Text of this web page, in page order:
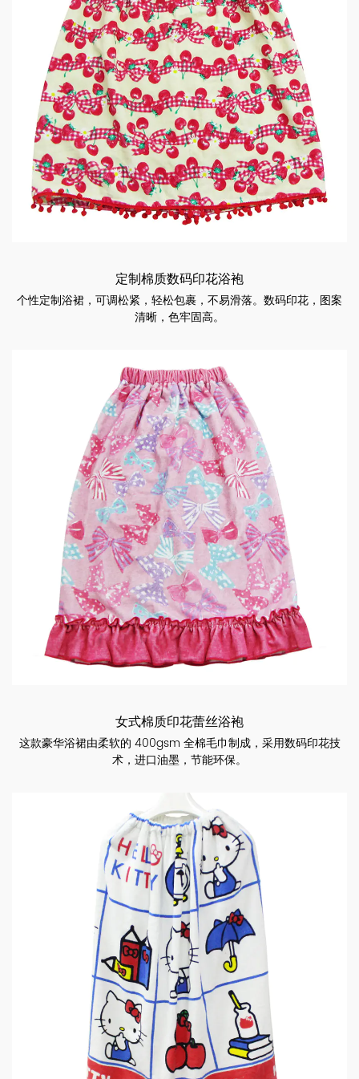
定制棉质数码印花浴袍
个性定制浴裙，可调松紧，轻松包裹，不易滑落。数码印花，图案
清晰，色牢固高。
女式棉质印花蕾丝浴袍
这款豪华浴裙由柔软的 400gsm 全棉毛巾制成，采用数码印花技
术，进口油墨，节能环保。